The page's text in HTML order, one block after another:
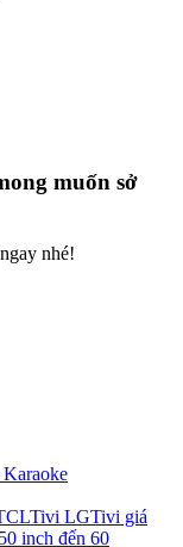
muốn sở
nhé!
Tivi LGTivi giá
inch đến 60